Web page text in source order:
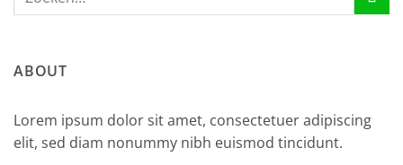
ABOUT
Lorem ipsum dolor sit amet, consectetuer adipiscing
elit, sed diam nonummy nibh euismod tincidunt.